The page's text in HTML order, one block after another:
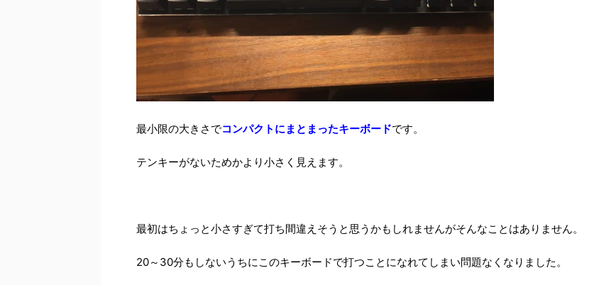
最小限の大きさでコンパクトにまとまったキーボードです。
テンキーがないためかより小さく見えます。
最初はちょっと小さすぎて打ち間違えそうと思うかもしれませんがそんなことはありません。
20～30分もしないうちにこのキーボードで打つことになれてしまい問題なくなりました。